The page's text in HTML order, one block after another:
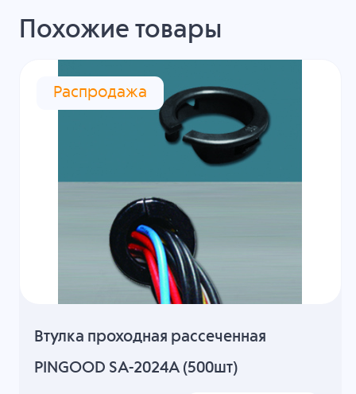
Похожие товары
Распродажа
Втулка проходная рассеченная
PINGOOD SA-2024A (500шт)